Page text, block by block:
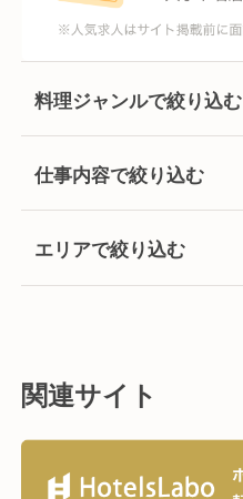
料理ジャンルで絞り込む
仕事内容で絞り込む
エリアで絞り込む
関連サイト